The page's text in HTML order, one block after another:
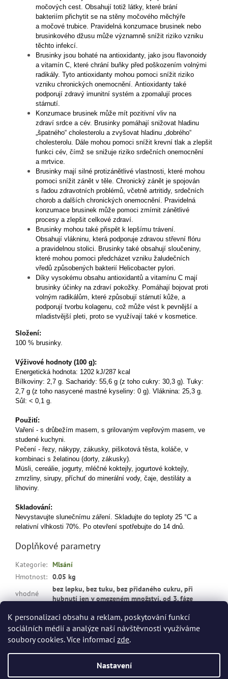
K personalizaci obsahu a reklam, poskytování funkcí
sociálních médií a analýze naší návštěvnosti využíváme
soubory cookies. Více informací zde.
Nastavení
močových cest. Obsahují totiž látky, které brání
bakteriím přichytit se na stěny močového měchýře
a močové trubice. Pravidelná konzumace brusinek nebo
brusinkového džusu může významně snížit riziko vzniku
těchto infekcí.
Brusinky jsou bohaté na antioxidanty, jako jsou flavonoidy
a vitamín C, které chrání buňky před poškozením volnými
radikály. Tyto antioxidanty mohou pomoci snížit riziko
vzniku chronických onemocnění. Antioxidanty také
podporují zdravý imunitní systém a zpomalují proces
stárnutí.
Konzumace brusinek může mít pozitivní vliv na
zdraví srdce a cév. Brusinky pomáhají snižovat hladinu
„špatného“ cholesterolu a zvyšovat hladinu „dobrého“
cholesterolu. Dále mohou pomoci snížit krevní tlak a zlepšit
funkci cév, čímž se snižuje riziko srdečních onemocnění
a mrtvice.
Brusinky mají silné protizánětlivé vlastnosti, které mohou
pomoci snížit zánět v těle. Chronický zánět je spojován
s řadou zdravotních problémů, včetně artritidy, srdečních
chorob a dalších chronických onemocnění. Pravidelná
konzumace brusinek může pomoci zmírnit zánětlivé
procesy a zlepšit celkové zdraví.
Brusinky mohou také přispět k lepšímu trávení.
Obsahují vlákninu, která podporuje zdravou střevní flóru
a pravidelnou stolici. Brusinky také obsahují sloučeniny,
které mohou pomoci předcházet vzniku žaludečních
vředů způsobených bakterií Helicobacter pylori.
Díky vysokému obsahu antioxidantů a vitamínu C mají
brusinky účinky na zdraví pokožky. Pomáhají bojovat proti
volným radikálům, které způsobují stárnutí kůže, a
podporují tvorbu kolagenu, což může vést k pevnější a
mladistvější pleti, proto se využívají také v kosmetice.
Složení:
100 % brusinky.
Výživové hodnoty (100 g):
Energetická hodnota: 1202 kJ/287 kcal
Bílkoviny: 2,7 g. Sacharidy: 55,6 g (z toho cukry: 30,3 g). Tuky:
2,7 g (z toho nasycené mastné kyseliny: 0 g). Vláknina: 25,3 g.
Sůl: < 0,1 g.
Použití:
Vaření - s drůbežím masem, s grilovaným vepřovým masem, ve
studené kuchyni.
Pečení - řezy, nákypy, zákusky, piškotová těsta, koláče, v
kombinaci s želatinou (dorty, zákusky).
Müsli, cereálie, jogurty, mléčné koktejly, jogurtové koktejly,
zmrzliny, sirupy, příchuť do minerální vody, čaje, destiláty a
lihoviny.
Skladování:
Nevystavujte slunečnímu záření. Skladujte do teploty 25 °C a
relativní vlhkosti 70%. Po otevření spotřebujte do 14 dnů.
Doplňkové parametry
Kategorie: Mlsání
Hmotnost: 0.05 kg
vhodné
pro:
bez lepku, bez tuku, bez přidaného cukru, při
hubnutí jen v omezeném množství, od 3. fáze